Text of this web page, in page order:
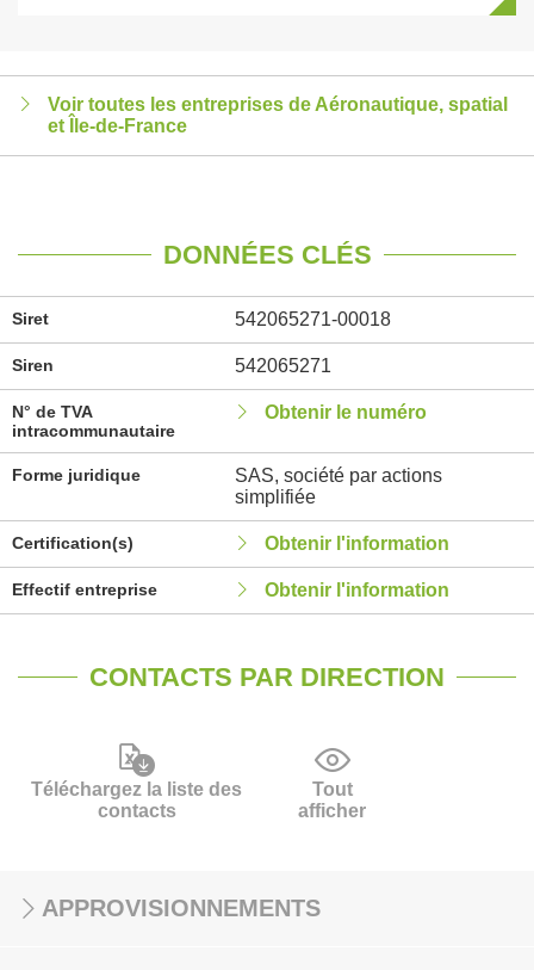
Voir toutes les entreprises de Aéronautique, spatial
et Île-de-France
DONNÉES CLÉS
Siret 542065271-00018
Siren 542065271
N° de TVA
intracommunautaire
Obtenir le numéro
Forme juridique
SAS, société par actions
simplifiée
Certification(s) Obtenir l'information
Effectif entreprise Obtenir l'information
CONTACTS PAR DIRECTION
Téléchargez la liste des
contacts
Tout
afficher
APPROVISIONNEMENTS